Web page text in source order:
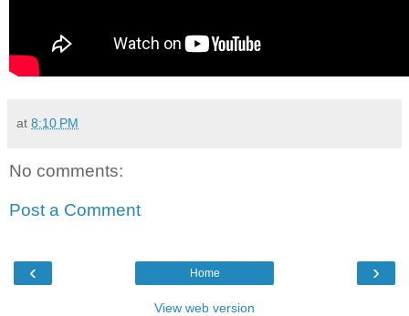
at 8:10 PM
No comments:
Post a Comment
‹ ›
Home
View web version